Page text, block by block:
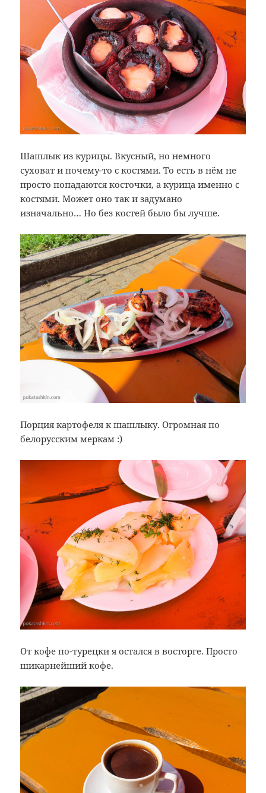
Шашлык из курицы. Вкусный, но немного
суховат и почему-то с костями. То есть в нём не
просто попадаются косточки, а курица именно с
костями. Может оно так и задумано
изначально… Но без костей было бы лучше.
Порция картофеля к шашлыку. Огромная по
белорусским меркам :)
От кофе по-турецки я остался в восторге. Просто
шикарнейший кофе.